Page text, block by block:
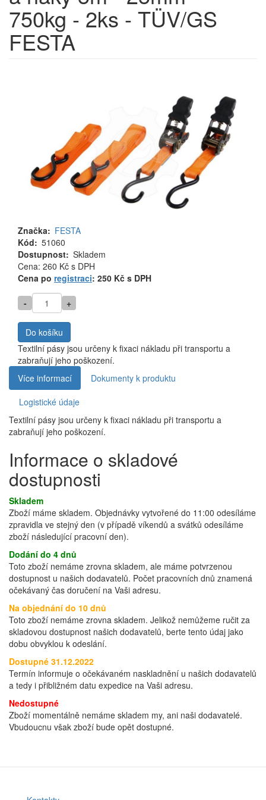
750kg - 2ks - TÜV/GS
FESTA
Značka
FESTA
Kód
51060
Dostupnost Skladem
Cena
MJ
Cena: 260 Kč s DPH
Cena po registraci: 250 Kč s DPH
- +
Do košíku
Textilní pásy jsou určeny k fixaci nákladu při transportu a
zabraňují jeho poškození.
Více informací
Dokumenty k produktu
Logistické údaje
Textilní pásy jsou určeny k fixaci nákladu při transportu a
zabraňují jeho poškození.
Informace o skladové
dostupnosti
Skladem
Zboží máme skladem. Objednávky vytvořené do 11:00 odesíláme
zpravidla ve stejný den (v případě víkendů a svátků odesíláme
zboží následující pracovní den).
Dodání do 4 dnů
Toto zboží nemáme zrovna skladem, ale máme potvrzenou
dostupnost u našich dodavatelů. Počet pracovních dnů znamená
očekávaný čas doručení na Vaši adresu.
Na objednání do 10 dnů
Toto zboží nemáme zrovna skladem. Jelikož nemůžeme ručit za
skladovou dostupnost našich dodavatelů, berte tento údaj jako
dobu obvyklou k odeslání.
Dostupné 31.12.2022
Termín informuje o očekávaném naskladnění u našich dodavatelů
a tedy i přibližném datu expedice na Vaši adresu.
Nedostupné
Zboží momentálně nemáme skladem my, ani naši dodavatelé.
Vbudoucnu však zboží bude opět dostupné.